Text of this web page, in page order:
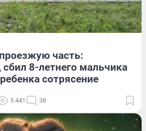
часть:
8-летнего мальчика
сотрясение
5 441 38